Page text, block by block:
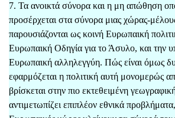
7. Τα ανοικτά σύνορα και η μη απώθηση
προσέρχεται στα σύνορα μιας χώρας-
παρουσιάζονται ως κοινή Ευρωπαική
Ευρωπαική Οδηγία για το Άσυλο, και την
Ευρωπαική αλληλεγγύη. Πώς είναι όμως
εφαρμόζεται η πολιτική αυτή μονομερώς
βρίσκεται στην πιο εκτεθειμένη
αντιμετωπίζει επιπλέον εθνικά